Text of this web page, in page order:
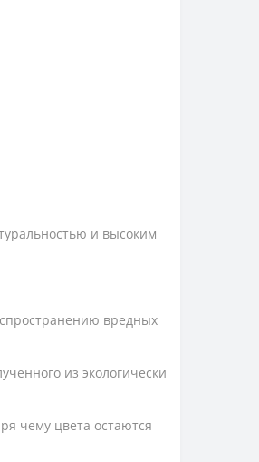
и высоким
вредных
из экологически
чему цвета остаются